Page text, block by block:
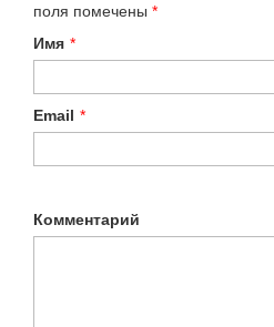
поля помечены *
Имя *
Email *
Комментарий